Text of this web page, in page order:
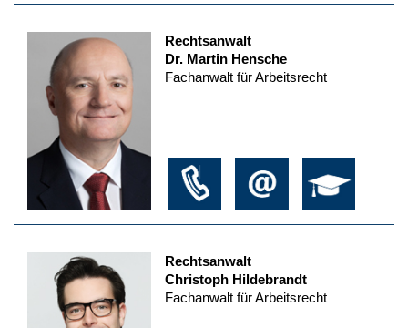
Rechtsanwalt
Dr. Martin Hensche
Fachanwalt für Arbeitsrecht
Rechtsanwalt
Christoph Hildebrandt
Fachanwalt für Arbeitsrecht